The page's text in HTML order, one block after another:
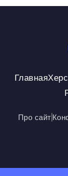
Главная
Про сайт